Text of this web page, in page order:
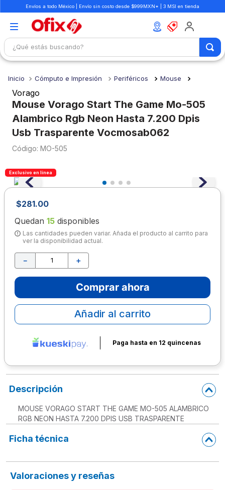
Envíos a todo México | Envío sin costo desde $999MXN* | 3 MSI en tienda
¿Qué estás buscando?
Cómputo e Impresión Periféricos Mouse
Vorago
Mouse Vorago Start The Game Mo-505
Alambrico Rgb Neon Hasta 7.200 Dpis
Usb Trasparente Vocmosab062
: MO-505
Exclusivo en línea
$281.00
Quedan 15 disponibles
Las cantidades pueden variar. Añada el producto al carrito para
ver la disponibilidad actual.
＋
－
Comprar ahora
Añadir al carrito
Paga hasta en 12 quincenas
Descripción
MOUSE VORAGO START THE GAME MO-505 ALAMBRICO
RGB NEON HASTA 7.200 DPIS USB TRASPARENTE
Ficha técnica
Valoraciones y reseñas
1.
mochilas
2 .
libretas
3.
cuaderno
4.
cuadernos
5.
colores
6.
boligrafo
7.
escritorio
8.
sacapuntas
9.
escolar
. lapiz